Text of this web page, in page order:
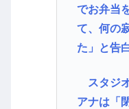
でお弁当
て、何の
た」と告白
スタジ
アナは「